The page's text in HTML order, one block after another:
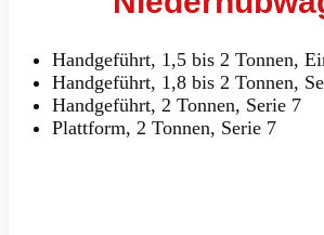
Handgeführt, 1,5 bis 2 Tonnen,
Handgeführt, 1,8 bis 2 Tonnen,
Handgeführt, 2 Tonnen, Serie 7
Plattform, 2 Tonnen, Serie 7